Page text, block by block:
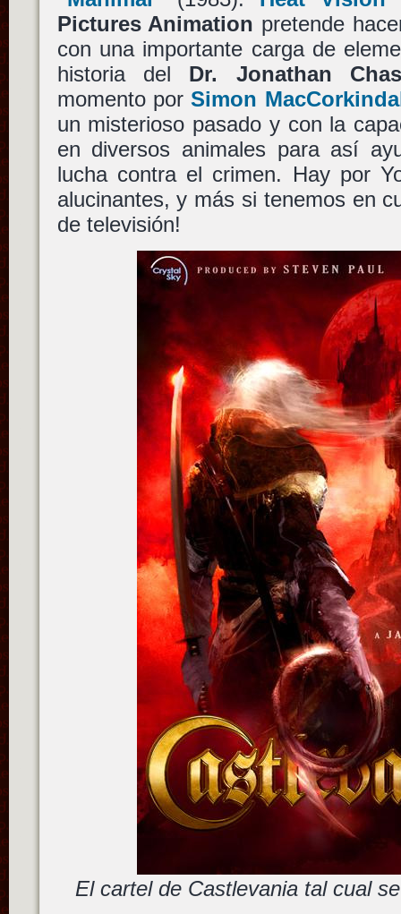
Pictures Animation pretende
con una importante carga de
historia del Dr. Jonathan
momento porSimon
un misterioso pasado y con la
en diversos animales para así
lucha contra el crimen. Hay por
alucinantes, y más si tenemos en
de televisión!
El cartel de Castlevania tal cual